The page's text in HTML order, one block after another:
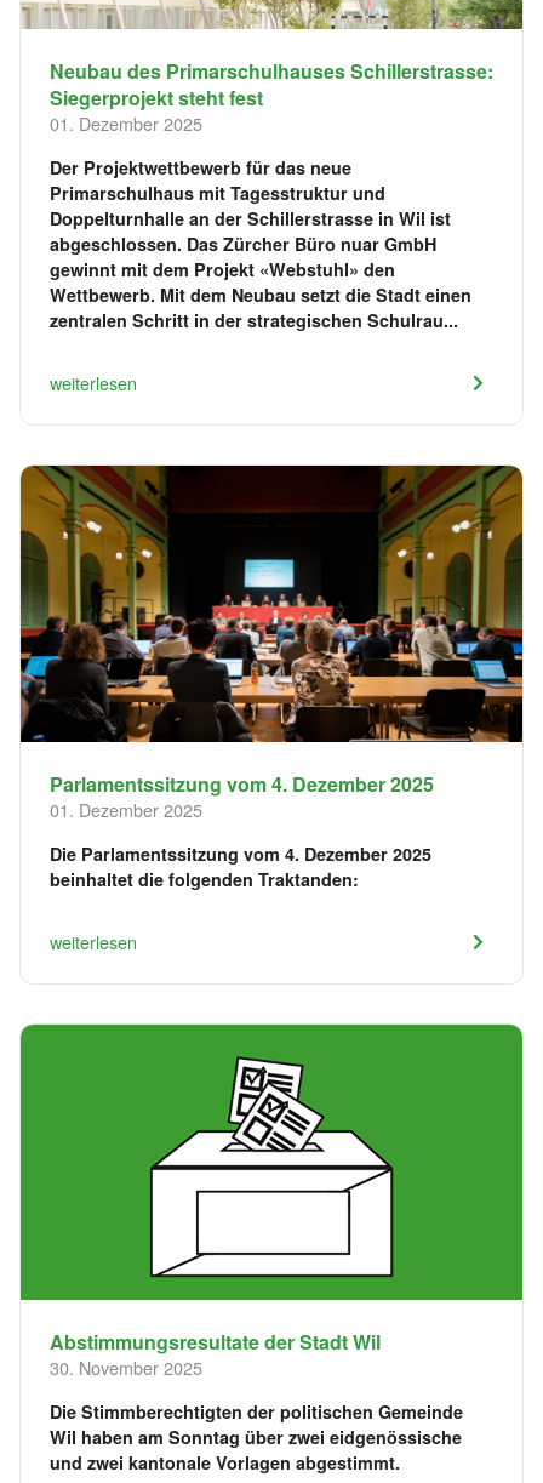
Neubau des Primarschulhauses Schillerstrasse:
Siegerprojekt steht fest
01. Dezember 2025
Der Projektwettbewerb für das neue
Primarschulhaus mit Tagesstruktur und
Doppelturnhalle an der Schillerstrasse in Wil ist
abgeschlossen. Das Zürcher Büro nuar GmbH
gewinnt mit dem Projekt «Webstuhl» den
Wettbewerb. Mit dem Neubau setzt die Stadt einen
zentralen Schritt in der strategischen Schulrau...
weiterlesen
Parlamentssitzung vom 4. Dezember 2025
01. Dezember 2025
Die Parlamentssitzung vom 4. Dezember 2025
beinhaltet die folgenden Traktanden:
weiterlesen
Abstimmungsresultate der Stadt Wil
30. November 2025
Die Stimmberechtigten der politischen Gemeinde
Wil haben am Sonntag über zwei eidgenössische
und zwei kantonale Vorlagen abgestimmt.